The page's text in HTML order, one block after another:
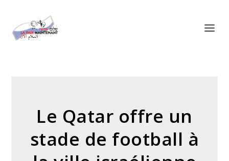
Le Qatar offre un
stade de football à